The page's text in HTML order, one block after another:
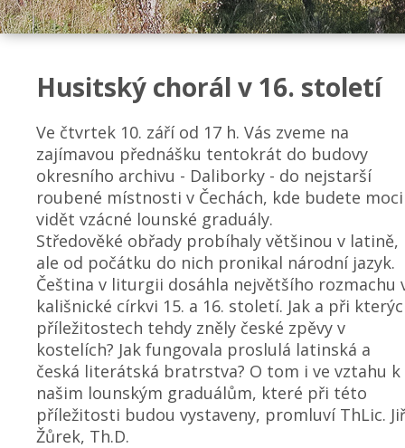
Husitský chorál v 16. století
Ve čtvrtek 10. září od 17 h. Vás zveme na
zajímavou přednášku tentokrát do budovy
okresního archivu - Daliborky - do nejstarší
roubené místnosti v Čechách, kde budete moci
vidět vzácné lounské graduály.
Středověké obřady probíhaly většinou v latině,
ale od počátku do nich pronikal národní jazyk.
Čeština v liturgii dosáhla největšího rozmachu
kališnické církvi 15. a 16. století. Jak a při
příležitostech tehdy zněly české zpěvy v
kostelích? Jak fungovala proslulá latinská a
česká literátská bratrstva? O tom i ve vztahu k
našim lounským graduálům, které při této
příležitosti budou vystaveny, promluví ThLic.
Žůrek, Th.D.